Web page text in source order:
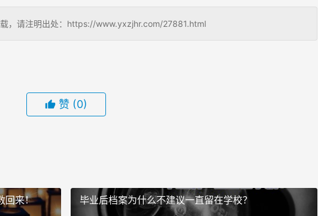
，请注明出处：https://www.yxzjhr.com/27881.html
赞 (0)
回来！ 毕业后档案为什么不建议一直留在学校？